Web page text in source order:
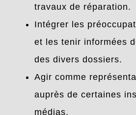
travaux de réparation.
Intégrer les
et les tenir informées
des divers dossiers.
Agir comme
auprès de certaines
médias.